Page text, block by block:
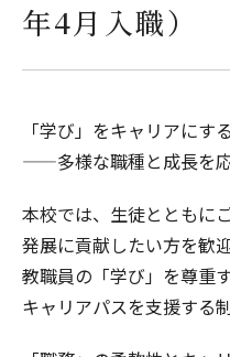
お問い合わせ
教職員採用 求人情報
年4月入職）
「学び」をキャリアにする
——多様な職種と成長を
本校では、生徒とともに
発展に貢献したい方を歓
教職員の「学び」を尊重
キャリアパスを支援する